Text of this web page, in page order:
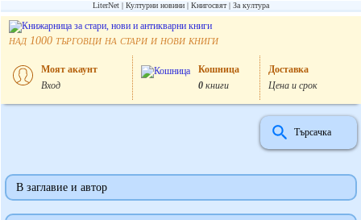
LiterNet Културни новини Книгосвят За култура
над 1000 търговци на стари и нови книги
Моят акаунт
Вход
Кошница
0книги
Доставка
Цена и срок
Търсачка
В заглавие и автор